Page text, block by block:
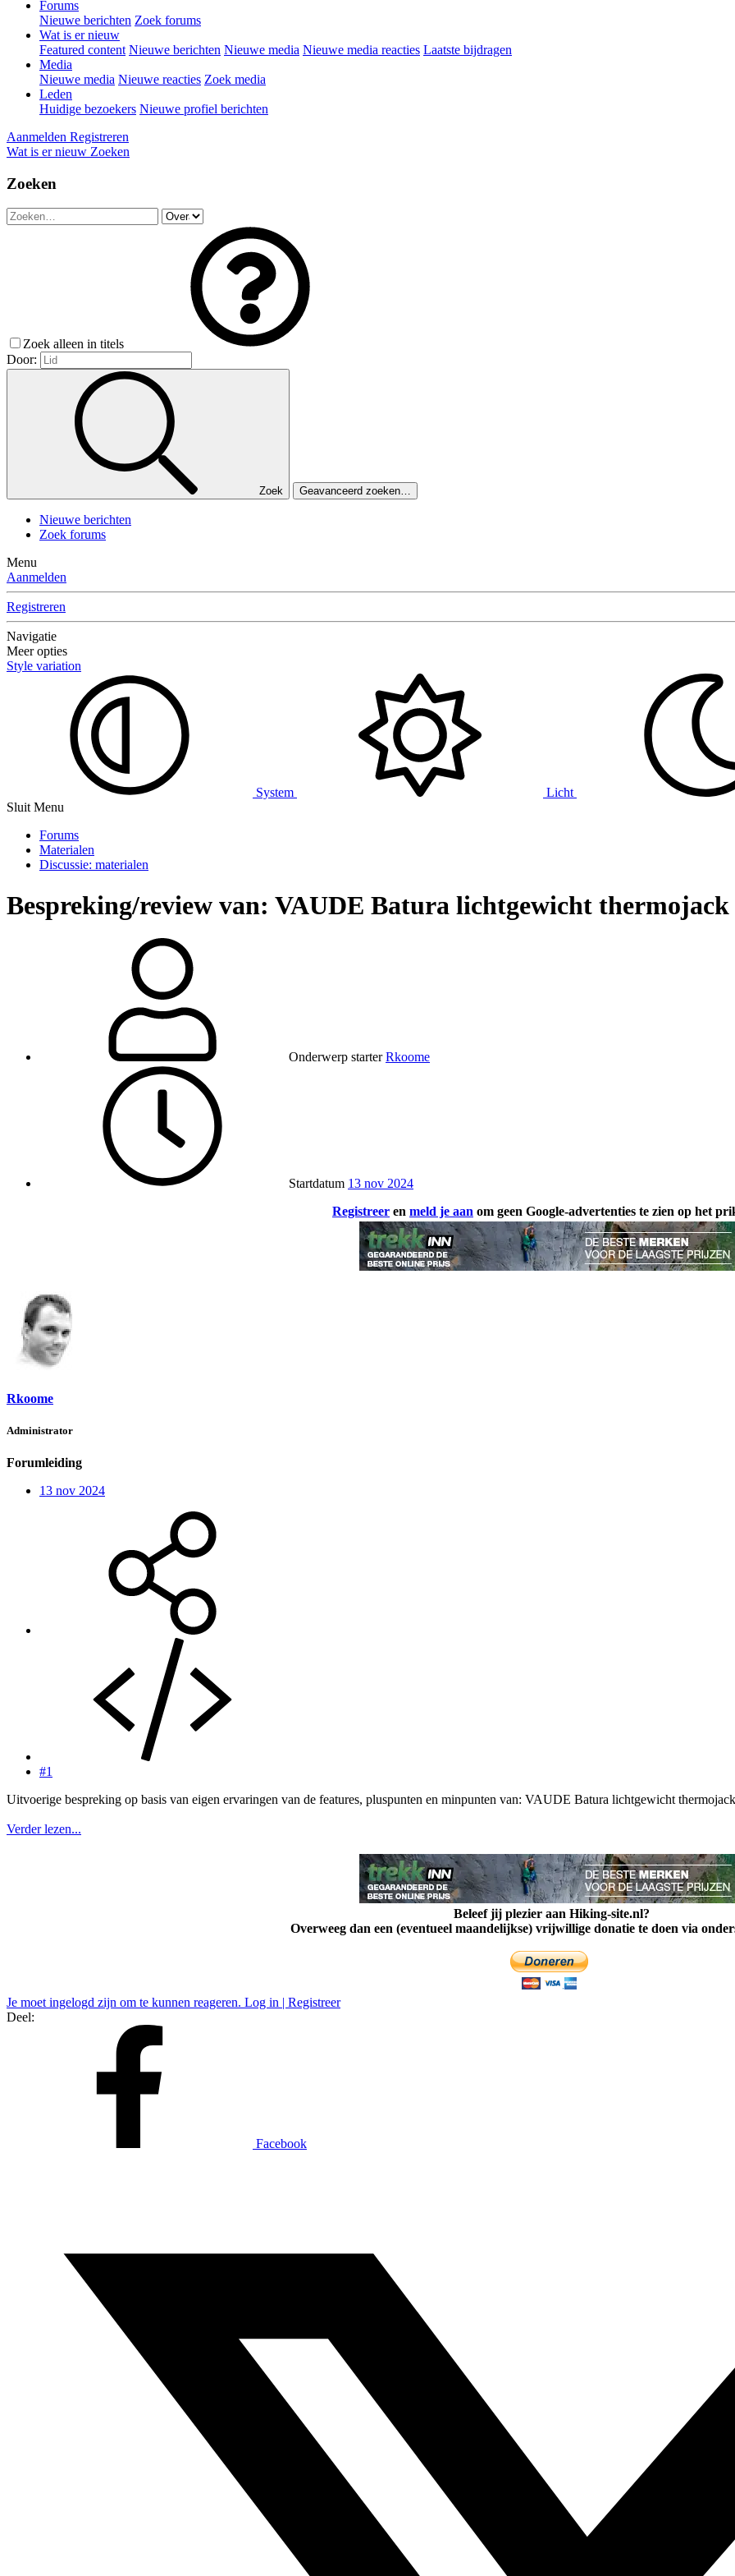
Forums
Nieuwe berichten Zoek forums
Wat is er nieuw
Featured content Nieuwe berichten Nieuwe media Nieuwe media reacties Laatste bijdragen
Media
Nieuwe media Nieuwe reacties Zoek media
Leden
Huidige bezoekers Nieuwe profiel berichten
Aanmelden Registreren
Wat is er nieuw Zoeken
Zoeken
Zoek alleen in titels
Door:
Zoek Geavanceerd zoeken…
Nieuwe berichten
Zoek forums
Menu
Aanmelden
Registreren
Navigatie
Meer opties
Style variation
System Licht
Sluit Menu
Forums
Materialen
Discussie: materialen
Bespreking/review van: VAUDE Batura lichtgewicht thermojack
Onderwerp starter Rkoome
Startdatum 13 nov 2024
Registreer en meld je aan om geen Google-advertenties te zien op het
Rkoome
Administrator
Forumleiding
13 nov 2024
#1
Uitvoerige bespreking op basis van eigen ervaringen van de features, pluspunten en minpunten van: VAUDE Batura lichtgewicht thermojack
Verder lezen...
Beleef jij plezier aan Hiking-site.nl?
Overweeg dan een (eventueel maandelijkse) vrijwillige donatie te doen via
Je moet ingelogd zijn om te kunnen reageren. Log in | Registreer
Deel:
Facebook